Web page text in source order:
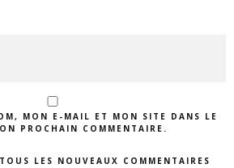
MON E-MAIL ET MON SITE DANS LE
PROCHAIN COMMENTAIRE.
LES NOUVEAUX COMMENTAIRES